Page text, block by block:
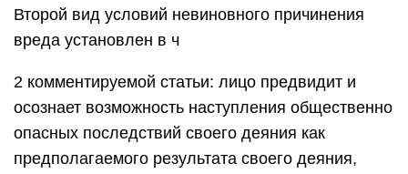
Второй вид условий невиновного причинения
вреда установлен в ч
2 комментируемой статьи: лицо предвидит и
осознает возможность наступления общественно
опасных последствий своего деяния как
предполагаемого результата своего деяния,